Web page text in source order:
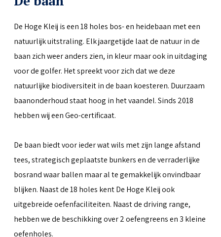
De Hoge Kleij is een 18 holes bos- en heidebaan met een
natuurlijk uitstraling. Elk jaargetijde laat de natuur in de
baan zich weer anders zien, in kleur maar ook in uitdaging
voor de golfer. Het spreekt voor zich dat we deze
natuurlijke biodiversiteit in de baan koesteren. Duurzaam
baanonderhoud staat hoog in het vaandel. Sinds 2018
hebben wij een Geo-certificaat.
De baan biedt voor ieder wat wils met zijn lange afstand
tees, strategisch geplaatste bunkers en de verraderlijke
bosrand waar ballen maar al te gemakkelijk onvindbaar
blijken. Naast de 18 holes kent De Hoge Kleij ook
uitgebreide oefenfaciliteiten. Naast de driving range,
hebben we de beschikking over 2 oefengreens en 3 kleine
oefenholes.